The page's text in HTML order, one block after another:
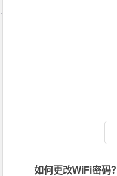
如何更改WiFi密码？